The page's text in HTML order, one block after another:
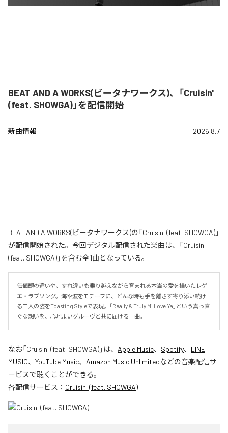
BEAT AND A WORKS(ビータナワークス)、「Cruisin'
(feat. SHOWGA)」を配信開始
新曲情報 2026.8.7
BEAT AND A WORKS(ビータナワークス)の「Cruisin' (feat. SHOWGA)」
が配信開始された。今回デジタル配信された楽曲は、「Cruisin'
(feat. SHOWGA)」を含む全1曲となっている。
価値観の違いや、すれ違いも乗り越えながら育まれる本当の愛を描いたレゲ
エ・ラブソング。海や波をモチーフに、どんな時も手を離さず寄り添い続け
る二人の姿をToasting Styleで表現。「Really & Truly Mi Love Ya」という真っ直
ぐな想いを、心地よいグルーヴと共に届ける一曲。
なお「Cruisin' (feat. SHOWGA)」は、 Apple Music、 Spotify、 LINE
MUSIC、 YouTube Music、 Amazon Music Unlimitedなどの音楽配信サ
ービスで聴くことができる。
各配信サービス： Cruisin' (feat. SHOWGA)